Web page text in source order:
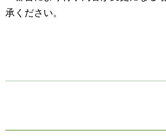
承ください。